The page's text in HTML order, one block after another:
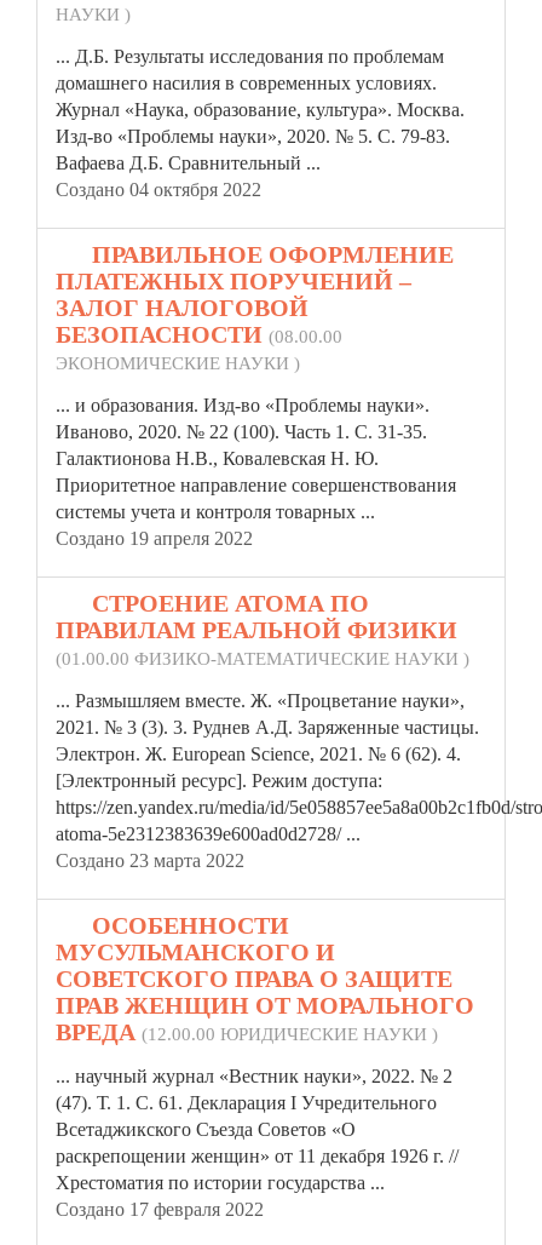
НАУКИ )
... Д.Б. Результаты исследования по проблемам
домашнего насилия в современных условиях.
Журнал «Наука, образование, культура». Москва.
Изд-во «Проблемы науки», 2020. № 5. С. 79-83.
Вафаева Д.Б. Сравнительный ...
Создано 04 октября 2022
ПРАВИЛЬНОЕ ОФОРМЛЕНИЕ
ПЛАТЕЖНЫХ ПОРУЧЕНИЙ –
ЗАЛОГ НАЛОГОВОЙ
БЕЗОПАСНОСТИ (08.00.00
ЭКОНОМИЧЕСКИЕ НАУКИ )
... и образования. Изд-во «Проблемы науки».
Иваново, 2020. № 22 (100). Часть 1. С. 31-35.
Галактионова Н.В., Ковалевская Н. Ю.
Приоритетное направление совершенствования
системы учета и контроля товарных ...
Создано 19 апреля 2022
СТРОЕНИЕ АТОМА ПО
ПРАВИЛАМ РЕАЛЬНОЙ ФИЗИКИ
(01.00.00 ФИЗИКО-МАТЕМАТИЧЕСКИЕ НАУКИ )
... Размышляем вместе. Ж. «Процветание науки»,
2021. № 3 (3). 3. Руднев А.Д. Заряженные частицы.
Электрон. Ж. European Science, 2021. № 6 (62). 4.
[Электронный ресурс]. Режим доступа:
https://zen.yandex.ru/media/id/5e058857ee5a8a00b2c1fb0d/
atoma-5e2312383639e600ad0d2728/ ...
Создано 23 марта 2022
ОСОБЕННОСТИ
МУСУЛЬМАНСКОГО И
СОВЕТСКОГО ПРАВА О ЗАЩИТЕ
ПРАВ ЖЕНЩИН ОТ МОРАЛЬНОГО
ВРЕДА (12.00.00 ЮРИДИЧЕСКИЕ НАУКИ )
... научный журнал «Вестник науки», 2022. № 2
(47). Т. 1. С. 61. Декларация I Учредительного
Всетаджикского Съезда Советов «О
раскрепощении женщин» от 11 декабря 1926 г. //
Хрестоматия по истории государства ...
Создано 17 февраля 2022